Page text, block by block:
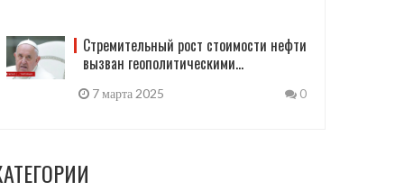
Стремительный рост стоимости нефти
вызван геополитическими
7 марта 2025 0